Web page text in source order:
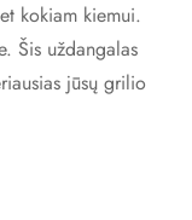
kokiam kiemui.
Šis uždangalas
jūsų grilio